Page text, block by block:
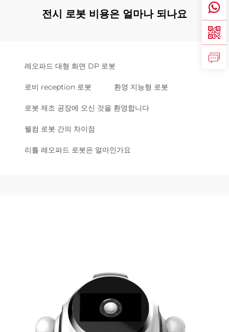
전시 로봇 비용은 얼마나 되나요
레오파드 대형 화면 DP 로봇
로비 reception 로봇 환영 지능형 로봇
로봇 제조 공장에 오신 것을 환영합니다
웰컴 로봇 간의 차이점
리틀 레오파드 로봇은 얼마인가요